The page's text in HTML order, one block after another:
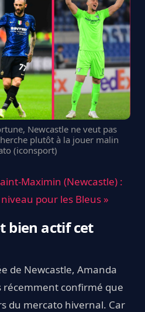
Newcastle ne veut pas
plutôt à la jouer malin
(iconsport)
Maximin (Newcastle) :
pour les Bleus »
bien actif cet
de Newcastle, Amanda
récemment confirmé que
du mercato hivernal. Car